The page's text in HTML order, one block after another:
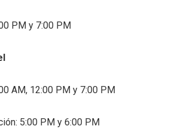
PM y 7:00 PM
AM, 12:00 PM y 7:00 PM
5:00 PM y 6:00 PM